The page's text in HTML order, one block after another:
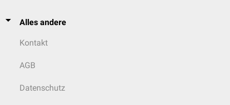
Alles andere
Kontakt
AGB
Datenschutz